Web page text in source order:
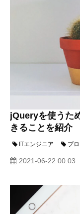
jQueryを使うた
きることを紹介
ITエンジニア プ
2021-06-22 00:03